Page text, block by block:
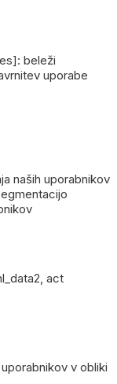
beleži
uporabe
naših uporabnikov
act
v obliki